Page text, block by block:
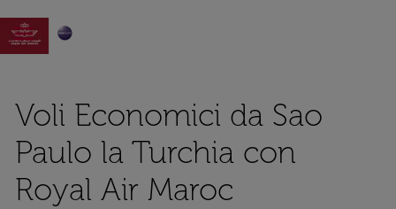

Voli Economici da Sao
Paulo la Turchia con
Royal Air Maroc